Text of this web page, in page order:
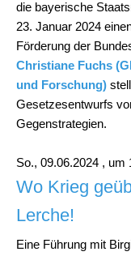
die bayerische
23. Januar 2024
Förderung der
Christiane Fuchs
und Forschung)
Gesetzesentwurfs
Gegenstrategien.
So., 09.06.2024 , um
Wo Krieg
Lerche!
Eine Führung mit